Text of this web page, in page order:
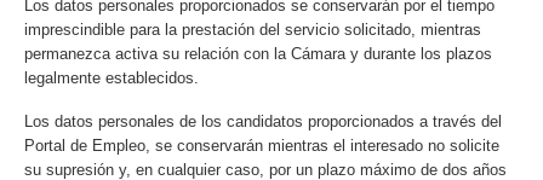
Los datos personales proporcionados se conservarán por el tiempo
imprescindible para la prestación del servicio solicitado, mientras
permanezca activa su relación con la Cámara y durante los plazos
legalmente establecidos.
Los datos personales de los candidatos proporcionados a través del
Portal de Empleo, se conservarán mientras el interesado no solicite
su supresión y, en cualquier caso, por un plazo máximo de dos años